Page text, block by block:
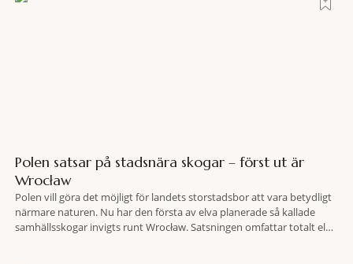
Polen satsar på stadsnära skogar – först ut är
Wrocław
Polen vill göra det möjligt för landets storstadsbor att vara betydligt
närmare naturen. Nu har den första av elva planerade så kallade
samhällsskogar invigts runt Wrocław. Satsningen omfattar totalt elva